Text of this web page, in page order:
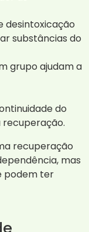
desintoxicação
substâncias do
grupo ajudam a
do
recuperação
mas
podem ter